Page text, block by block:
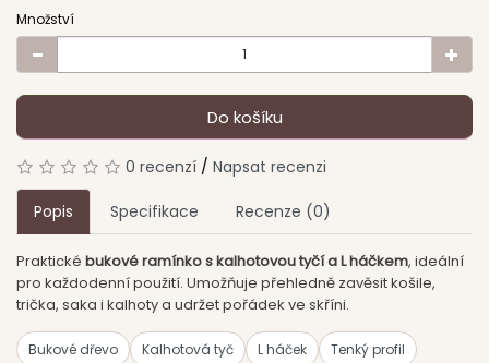
Množství
Do košíku
0 recenzí / Napsat recenzi
Popis Specifikace Recenze (0)
Praktické bukové ramínko s kalhotovou tyčí a L háčkem, ideální
pro každodenní použití. Umožňuje přehledně zavěsit košile,
trička, saka i kalhoty a udržet pořádek ve skříni.
Bukové dřevo Kalhotová tyč L háček
Tenký profil